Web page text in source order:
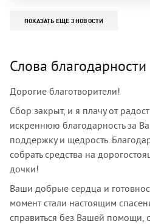
ПОКАЗАТЬ ЕЩЕ 3 НОВОСТИ
Слова
Дорогие благотворители!
Сбор закрыт, и я плачу от
искреннюю благодарность за
поддержку и щедрость.
собрать средства на
дочки!
Ваши добрые сердца и
момент стали настоящим
справиться без Вашей помощи,